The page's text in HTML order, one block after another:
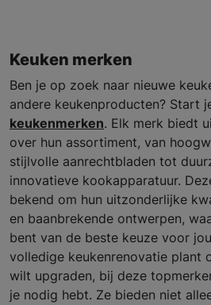
Keuken merken
Ben je op zoek naar nieuwe
andere keukenproducten? Start
keukenmerken. Elk merk biedt
over hun assortiment, van
stijlvolle aanrechtbladen tot
innovatieve kookapparatuur.
bekend om hun uitzonderlijke
en baanbrekende ontwerpen,
bent van de beste keuze voor
volledige keukenrenovatie plant
wilt upgraden, bij deze
je nodig hebt. Ze bieden niet